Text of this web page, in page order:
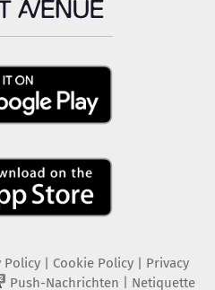
Policy| Cookie Policy| Privacy
2 Push-Nachrichten | Netiquette